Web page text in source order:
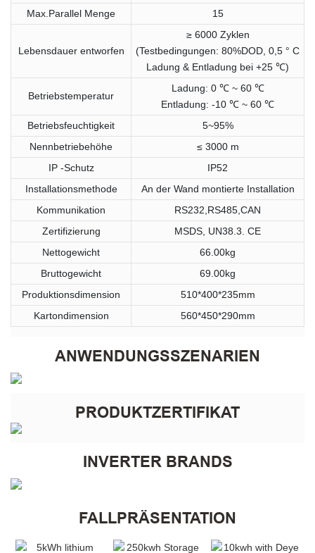
Max.Parallel Menge
15
Lebensdauer entworfen
≥ 6000 Zyklen
(Testbedingungen: 80%DOD, 0,5 ° C
Ladung & Entladung bei +25 ℃)
Betriebstemperatur
Ladung: 0 ℃ ~ 60 ℃
Entladung: -10 ℃ ~ 60 ℃
Betriebsfeuchtigkeit
5~95%
Nennbetriebehöhe
≤ 3000 m
IP -Schutz
IP52
Installationsmethode
An der Wand montierte Installation
Kommunikation
RS232,RS485,CAN
Zertifizierung
MSDS, UN38.3. CE
Nettogewicht
66.00kg
Bruttogewicht
69.00kg
Produktionsdimension
510*400*235mm
Kartondimension
560*450*290mm
ANWENDUNGSSZENARIEN
PRODUKTZERTIFIKAT
INVERTER BRANDS
FALLPRÄSENTATION